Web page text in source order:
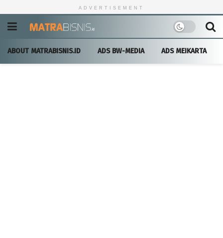
ADVERTISEMENT
ABOUT MATRABISNIS.ID ADS BW-MEDIA ADS MEIKARTA